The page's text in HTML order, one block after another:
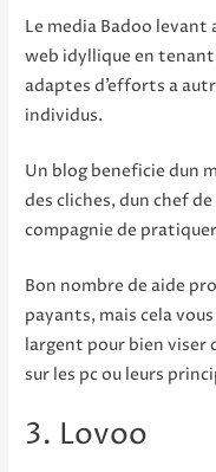
Le media Badoo
web idyllique en
adaptes d’efforts a
individus.
Un blog beneficie dun
des cliches, dun chef
compagnie de
Bon nombre de aide
payants, mais cela
largent pour bien viser
sur les pc ou leurs
3. Lovoo